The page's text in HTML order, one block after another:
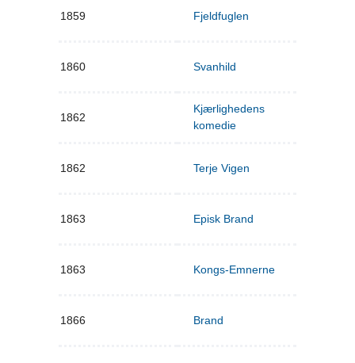
1859 Fjeldfuglen
1860 Svanhild
1862
Kjærlighedens
komedie
1862 Terje Vigen
1863 Episk Brand
1863 Kongs-Emnerne
1866 Brand